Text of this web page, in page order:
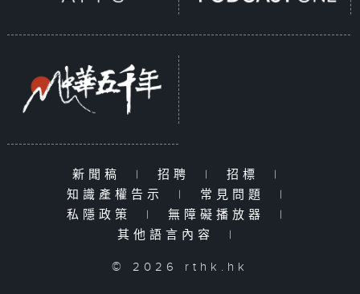
新聞稿 | 招聘 | 招標
|
知識產權告示
| 常見問題
|
私隱政策
| 無障礙播放器
|
其他語言內容
|
© 2026 rthk.hk